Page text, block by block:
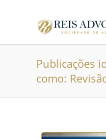
Publicações
como: